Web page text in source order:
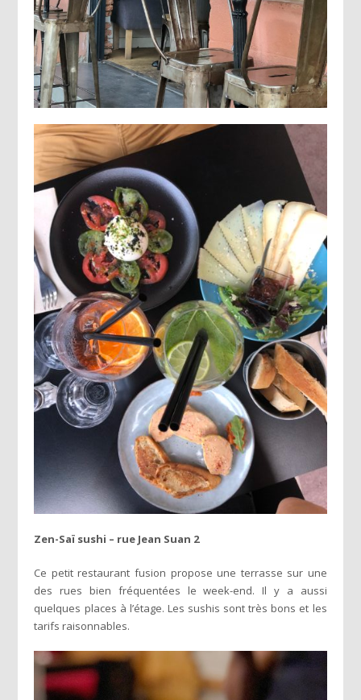
Zen-Saï sushi – rue Jean Suan 2
Ce petit restaurant fusion propose une terrasse sur une
des rues bien fréquentées le week-end. Il y a aussi
quelques places à l’étage. Les sushis sont très bons et les
tarifs raisonnables.